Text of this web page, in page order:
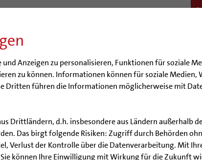
Anzeigen zu personalisieren, Funktionen für soziale
zu können. Informationen können für soziale Medien,
Dritten führen die Informationen möglicherweise mit
Drittländern, d.h. insbesondere aus Ländern außerhalb
Das birgt folgende Risiken: Zugriff durch Behörden
Verlust der Kontrolle über die Datenverarbeitung. Mit
Sie können Ihre Einwilligung mit Wirkung für die Zukunft
BISTUM BERATUNG & HILFE
Grundschule Stella Maris
II in Göttingen